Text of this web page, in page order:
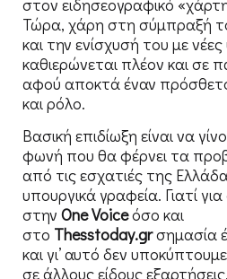
Τώρα, χάρη στη σύμπραξή
και την ενίσχυσή του με
καθιερώνεται πλέον και σε
αφού αποκτά έναν
και ρόλο.
Βασική επιδίωξη είναι να
φωνή που θα φέρνει τα
από τις εσχατιές της
υπουργικά γραφεία. Γιατί
στην OneVoiceόσο και
στο Thesstoday.grσημασία
και γι’ αυτό δεν
σε άλλους είδους εξαρτήσεις.